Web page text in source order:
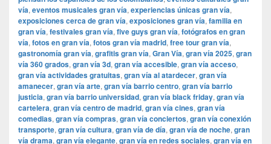
vía, eventos musicales gran vía, experiencias únicas gran vía,
exposiciones cerca de gran vía, exposiciones gran vía, familia en
gran vía, festivales gran vía, five guys gran vía, fotógrafos en gran
vía, fotos en gran vía, fotos gran vía madrid, free tour gran vía,
gastronomía gran vía, grafitis gran vía, Gran Vía, gran vía 2025, gran
vía 360 grados, gran vía 3d, gran vía accesible, gran vía acceso,
gran vía actividades gratuitas, gran vía al atardecer, gran vía
amanecer, gran vía arte, gran vía barrio centro, gran vía barrio
justicia, gran vía barrio universidad, gran vía black friday, gran vía
cartelera, gran vía centro de madrid, gran vía cines, gran vía
comedias, gran vía compras, gran vía conciertos, gran vía conexión
transporte, gran vía cultura, gran vía de día, gran vía de noche, gran
vía drama, gran vía elegante, gran vía en redes sociales, gran vía en